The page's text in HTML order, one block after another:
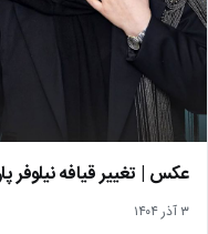
عکس | تغییر قیافه نیلوفر
۳ آذر ۱۴۰۴